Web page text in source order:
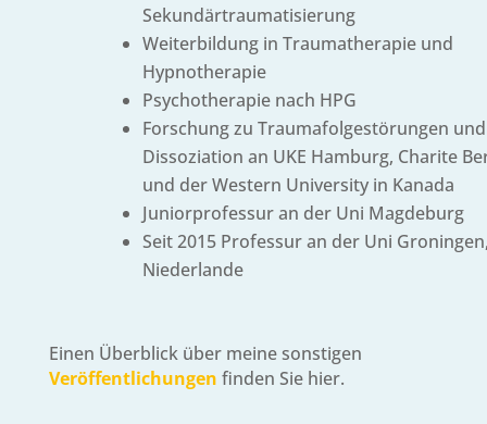
Sekundärtraumatisierung
Weiterbildung in Traumatherapie und
Hypnotherapie
Psychotherapie nach HPG
Forschung zu Traumafolgestörungen und
Dissoziation an UKE Hamburg, Charite
und der Western University in Kanada
Juniorprofessur an der Uni Magdeburg
Seit 2015 Professur an der Uni
Niederlande
Einen Überblick über meine sonstigen
Veröffentlichungen finden Sie hier.